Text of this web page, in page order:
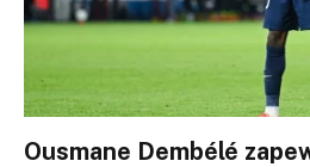
Ousmane Dembélé